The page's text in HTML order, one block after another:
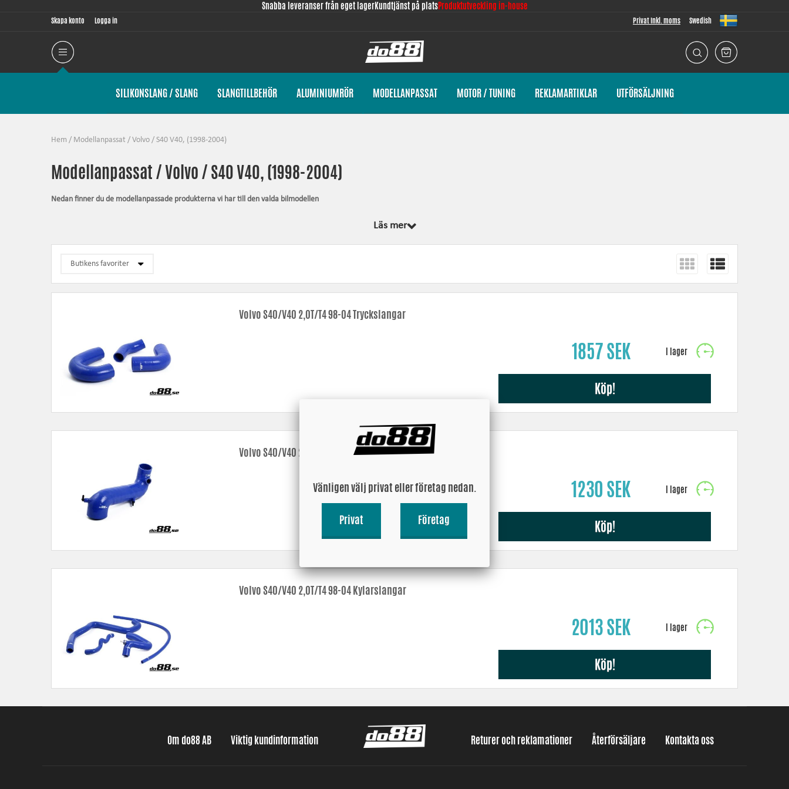
Snabba leveranser från eget lagerKundtjänst på platsProduktutveckling in-house
Skapa konto Logga in Privat Inkl. moms Swedish
SILIKONSLANG / SLANG SLANGTILLBEHÖR ALUMINIUMRÖR MODELLANPASSAT MOTOR / TUNING REKLAMARTIKLAR UTFÖRSÄLJNING
Hem / Modellanpassat / Volvo / S40 V40, (1998-2004)
Modellanpassat / Volvo / S40 V40, (1998-2004)
Nedan finner du de modellanpassade produkterna vi har till den valda bilmodellen
Gemensamt för samtliga produkter inom denna kategori är att de är designade från grunden, av oss, för just din bilmodell. Oavsett vad vi utvecklar lägger vi stor vikt vid att passformen ska vara så god som
Rörkit– ökade flöden, lägre tryckfall och mjukare radier ger bättre gasrespons.
Luftfilteravskärmning– specialdesignade med tätningslister för ett väl skärmat utrymme för luftfiltret.
Läs mer
Volvo S40/V40 2,0T/T4 98-04 Tryckslangar
1857 SEK
Köp!
Volvo S40/V40 2,0T/T4 98-04 Insugsslang
1230 SEK
Köp!
Volvo S40/V40 2,0T/T4 98-04 Kylarslangar
2013 SEK
Köp!
Om do88 AB Viktig kundinformation Returer och reklamationer Återförsäljare Kontakta oss
Vänligen välj privat eller företag nedan.
Privat Företag